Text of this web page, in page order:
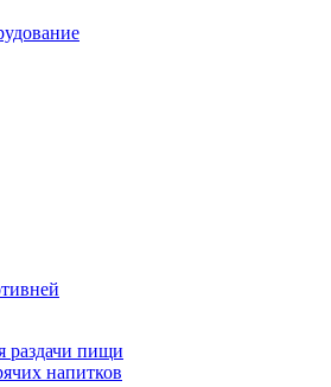
раздачи пищи
напитков